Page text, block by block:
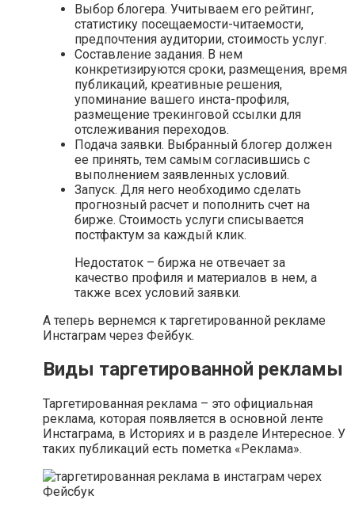
Выбор блогера. Учитываем его рейтинг,
статистику посещаемости-читаемости,
предпочтения аудитории, стоимость услуг.
Составление задания. В нем
конкретизируются сроки, размещения, время
публикаций, креативные решения,
упоминание вашего инста-профиля,
размещение трекинговой ссылки для
отслеживания переходов.
Подача заявки. Выбранный блогер должен
ее принять, тем самым согласившись с
выполнением заявленных условий.
Запуск. Для него необходимо сделать
прогнозный расчет и пополнить счет на
бирже. Стоимость услуги списывается
постфактум за каждый клик.
Недостаток – биржа не отвечает за
качество профиля и материалов в нем, а
также всех условий заявки.
А теперь вернемся к таргетированной рекламе
Инстаграм через Фейбук.
Виды таргетированной рекламы
Таргетированная реклама – это официальная
реклама, которая появляется в основной ленте
Инстаграма, в Историях и в разделе Интересное. У
таких публикаций есть пометка «Реклама».